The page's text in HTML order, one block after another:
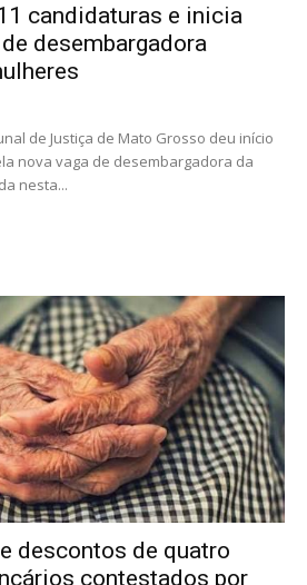
candidaturas e inicia
desembargadora
de Justiça de Mato Grosso deu início
nova vaga de desembargadora da
nesta...
descontos de quatro
contestados por